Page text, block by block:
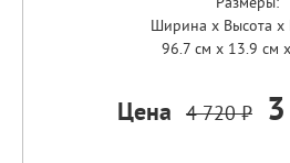
Ширина x Высота x
96.7 см x 13.9 см
Цена 4 720 ₽